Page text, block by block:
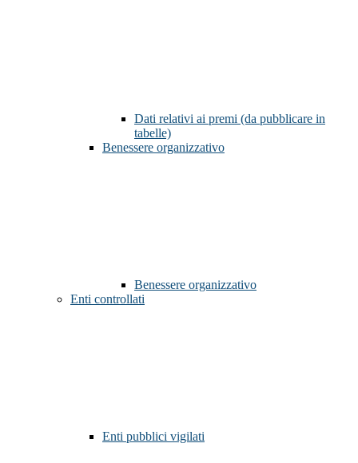
Dati relativi ai premi (da pubblicare in
tabelle)
Benessere organizzativo
Benessere organizzativo
Enti controllati
Enti pubblici vigilati